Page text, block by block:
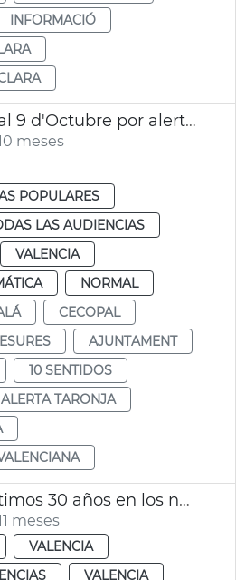
INFORMACIÓ
Medidas Cecopal 9 d'Octubre por alerta naranja
meses
POPULARES
LAS AUDIENCIAS
VALENCIA
NORMAL
CECOPAL
AJUNTAMENT
10 SENTIDOS
ALERTA TARONJA
Comparativa últimos 30 años en los nombres más comunes entre la población valenciana
meses
VALENCIA
VALENCIA